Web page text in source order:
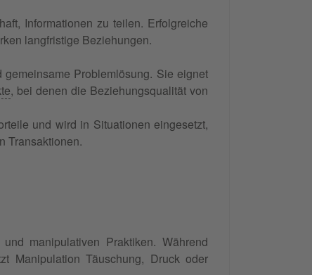
Informationen zu teilen. Erfolgreiche
langfristige Beziehungen.
gemeinsame Problemlösung. Sie eignet
, bei denen die Beziehungsqualität von
und wird in Situationen eingesetzt,
Transaktionen.
manipulativen Praktiken. Während
Manipulation Täuschung, Druck oder